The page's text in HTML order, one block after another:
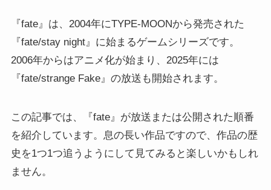
『fate』は、2004年にTYPE-MOONから発売された
『fate/stay night』に始まるゲームシリーズです。
2006年からはアニメ化が始まり、2025年には
『fate/strange Fake』の放送も開始されます。
この記事では、『fate』が放送または公開された順番
を紹介しています。息の長い作品ですので、作品の歴
史を1つ1つ追うようにして見てみると楽しいかもしれ
ません。